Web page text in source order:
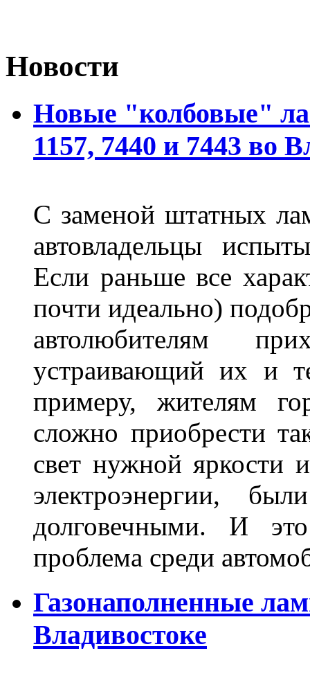
Новости
Новые "колбовые"
1157, 7440 и 7443 во
С заменой штатных
автовладельцы
Если раньше все
почти идеально)
автолюбителям
устраивающий их и
примеру, жителям
сложно приобрести
свет нужной яркости
электроэнергии,
долговечными. И
проблема среди
Газонаполненные
Владивостоке